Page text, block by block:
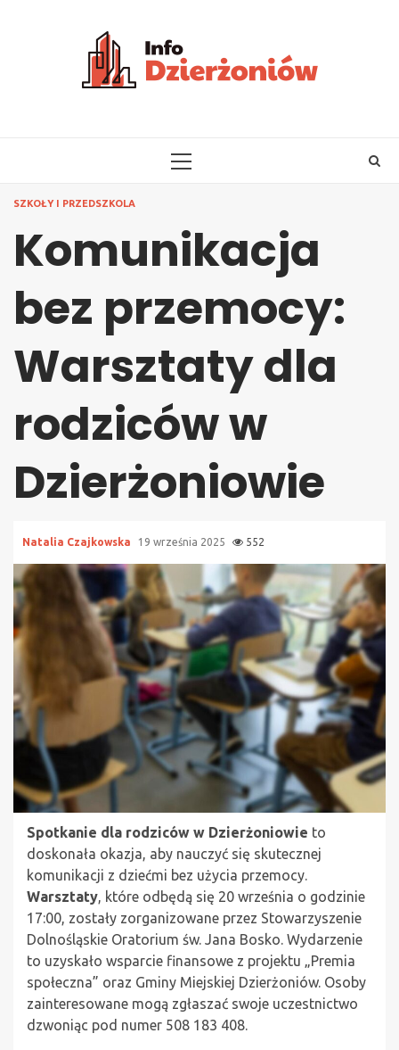
PRIMARY
SZKOŁY I PRZEDSZKOLA
Komunikacja
bez przemocy:
Warsztaty dla
rodziców w
Dzierżoniowie
Natalia Czajkowska 19 września 2025 552
Spotkanie dla rodziców w Dzierżoniowie to
doskonała okazja, aby nauczyć się skutecznej
komunikacji z dziećmi bez użycia przemocy.
Warsztaty, które odbędą się 20 września o godzinie
17:00, zostały zorganizowane przez Stowarzyszenie
Dolnośląskie Oratorium św. Jana Bosko. Wydarzenie
to uzyskało wsparcie finansowe z projektu „Premia
społeczna” oraz Gminy Miejskiej Dzierżoniów. Osoby
zainteresowane mogą zgłaszać swoje uczestnictwo
dzwoniąc pod numer 508 183 408.